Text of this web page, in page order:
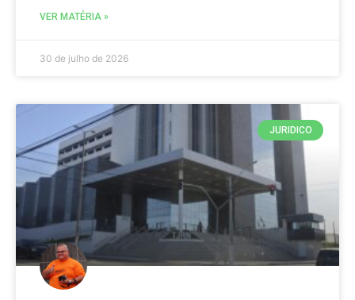
VER MATÉRIA »
30 de julho de 2026
JURIDICO